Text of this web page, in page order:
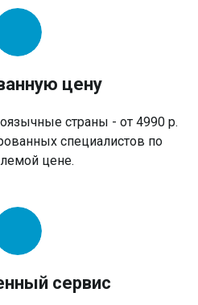
цену
страны - от 4990 р.
специалистов по
цене.
сервис